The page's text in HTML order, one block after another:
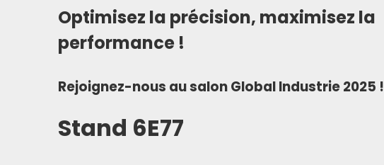
Optimisez la précision, maximisez la
performance !
Rejoignez-nous au salon Global Industrie 2025 !
Stand 6E77